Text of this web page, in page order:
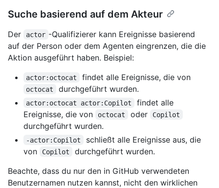
Suche basierend auf dem Akteur
Der actor -Qualifizierer kann Ereignisse basierend
auf der Person oder dem Agenten eingrenzen, die die
Aktion ausgeführt haben. Beispiel:
actor:octocat findet alle Ereignisse, die von
octocat durchgeführt wurden.
actor:octocat actor:Copilot
findet alle
Ereignisse, die von
octocat oder Copilot
durchgeführt wurden.
-actor:Copilot
schließt alle Ereignisse aus, die
von
Copilot
durchgeführt wurden.
Beachte, dass du nur den in GitHub verwendeten
Benutzernamen nutzen kannst, nicht den wirklichen